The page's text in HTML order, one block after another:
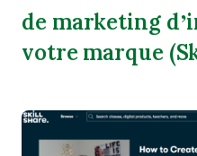
de marketing
votre marque